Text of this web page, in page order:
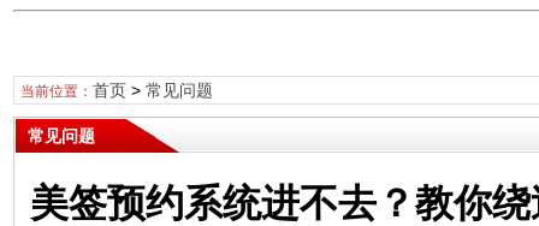
当前位置： 首页> 常见问题
常见问题
美签预约系统进不去？教你